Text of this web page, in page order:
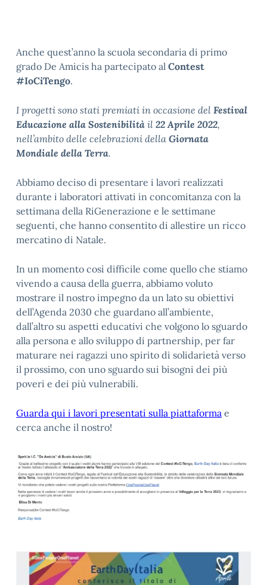
Anche quest’anno la scuola secondaria di primo
grado De Amicis ha partecipato al Contest
#IoCiTengo.
I progetti sono stati premiati in occasione del Festival
Educazione alla Sostenibilità il 22 Aprile 2022,
nell’ambito delle celebrazioni della Giornata
Mondiale della Terra.
Abbiamo deciso di presentare i lavori realizzati
durante i laboratori attivati in concomitanza con la
settimana della RiGenerazione e le settimane
seguenti, che hanno consentito di allestire un ricco
mercatino di Natale.
In un momento così difficile come quello che stiamo
vivendo a causa della guerra, abbiamo voluto
mostrare il nostro impegno da un lato su obiettivi
dell’Agenda 2030 che guardano all’ambiente,
dall’altro su aspetti educativi che volgono lo sguardo
alla persona e allo sviluppo di partnership, per far
maturare nei ragazzi uno spirito di solidarietà verso
il prossimo, con uno sguardo sui bisogni dei più
poveri e dei più vulnerabili.
Guarda qui i lavori presentati sulla piattaforma e
cerca anche il nostro!